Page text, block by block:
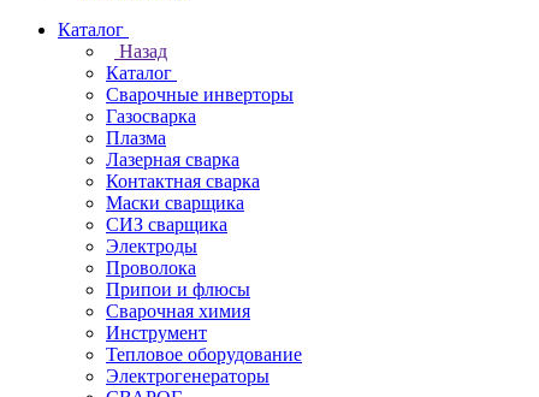
Каталог
Назад
Каталог
Сварочные инверторы
Газосварка
Плазма
Лазерная сварка
Контактная сварка
Маски сварщика
СИЗ сварщика
Электроды
Проволока
Припои и флюсы
Сварочная химия
Инструмент
Тепловое оборудование
Электрогенераторы